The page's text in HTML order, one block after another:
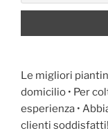
Le migliori
domicilio • Per
esperienza •
clienti soddisfatti!